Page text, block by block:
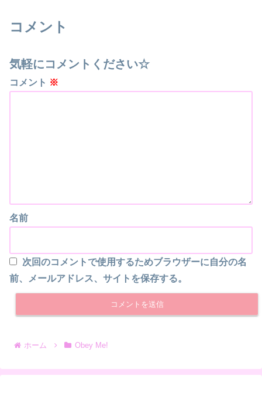
コメント
気軽にコメントください☆
コメント ※
名前
次回のコメントで使用するためブラウザーに自分の名
前、メールアドレス、サイトを保存する。
ホーム Obey Me!